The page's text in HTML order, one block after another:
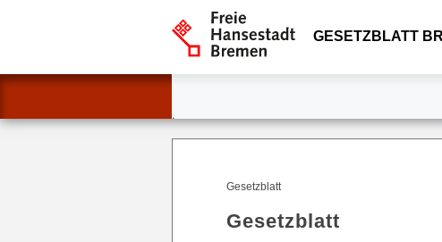
GESETZBLATT
Gesetzblatt
Gesetzblatt